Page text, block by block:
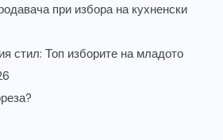
при избора на кухненски
стил: Топ изборите на младото